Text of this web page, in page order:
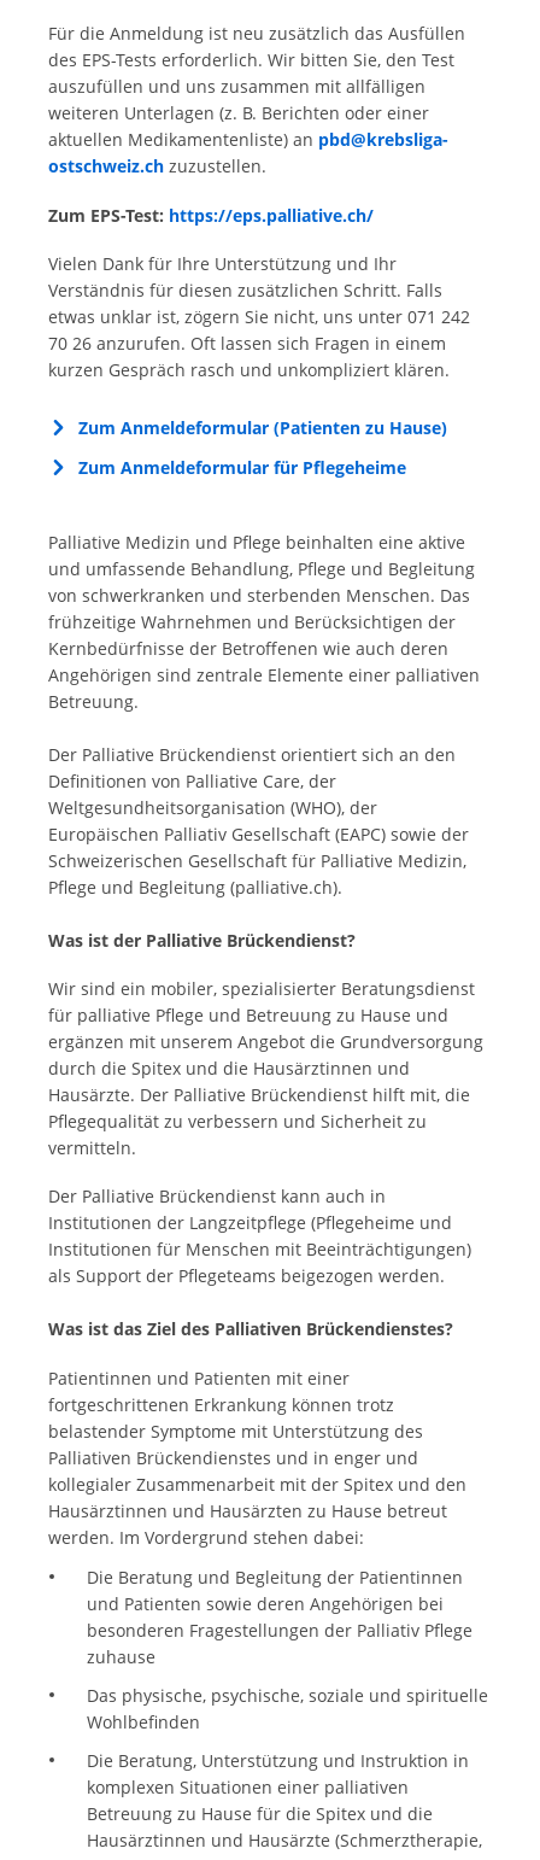
Für die Anmeldung ist neu zusätzlich das Ausfüllen
des EPS-Tests erforderlich. Wir bitten Sie, den Test
auszufüllen und uns zusammen mit allfälligen
weiteren Unterlagen (z. B. Berichten oder einer
aktuellen Medikamentenliste) an pbd@krebsliga-
ostschweiz.ch zuzustellen.
Zum EPS-Test: https://eps.palliative.ch/
Vielen Dank für Ihre Unterstützung und Ihr
Verständnis für diesen zusätzlichen Schritt. Falls
etwas unklar ist, zögern Sie nicht, uns unter 071 242
70 26 anzurufen. Oft lassen sich Fragen in einem
kurzen Gespräch rasch und unkompliziert klären.
Zum Anmeldeformular (Patienten zu Hause)
Zum Anmeldeformular für Pflegeheime
Palliative Medizin und Pflege beinhalten eine aktive
und umfassende Behandlung, Pflege und Begleitung
von schwerkranken und sterbenden Menschen. Das
frühzeitige Wahrnehmen und Berücksichtigen der
Kernbedürfnisse der Betroffenen wie auch deren
Angehörigen sind zentrale Elemente einer palliativen
Betreuung.
Der Palliative Brückendienst orientiert sich an den
Definitionen von Palliative Care, der
Weltgesundheitsorganisation (WHO), der
Europäischen Palliativ Gesellschaft (EAPC) sowie der
Schweizerischen Gesellschaft für Palliative Medizin,
Pflege und Begleitung (palliative.ch).
Was ist der Palliative Brückendienst?
Wir sind ein mobiler, spezialisierter Beratungsdienst
für palliative Pflege und Betreuung zu Hause und
ergänzen mit unserem Angebot die Grundversorgung
durch die Spitex und die Hausärztinnen und
Hausärzte. Der Palliative Brückendienst hilft mit, die
Pflegequalität zu verbessern und Sicherheit zu
vermitteln.
Der Palliative Brückendienst kann auch in
Institutionen der Langzeitpflege (Pflegeheime und
Institutionen für Menschen mit Beeinträchtigungen)
als Support der Pflegeteams beigezogen werden.
Was ist das Ziel des Palliativen Brückendienstes?
Patientinnen und Patienten mit einer
fortgeschrittenen Erkrankung können trotz
belastender Symptome mit Unterstützung des
Palliativen Brückendienstes und in enger und
kollegialer Zusammenarbeit mit der Spitex und den
Hausärztinnen und Hausärzten zu Hause betreut
werden. Im Vordergrund stehen dabei:
Die Beratung und Begleitung der Patientinnen
und Patienten sowie deren Angehörigen bei
besonderen Fragestellungen der Palliativ Pflege
zuhause
Das physische, psychische, soziale und spirituelle
Wohlbefinden
Die Beratung, Unterstützung und Instruktion in
komplexen Situationen einer palliativen
Betreuung zu Hause für die Spitex und die
Hausärztinnen und Hausärzte (Schmerztherapie,